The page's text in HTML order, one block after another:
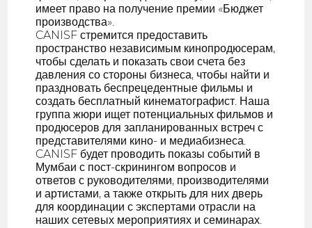
имеет право на получение премии «Бюджет
производства».
CANISF стремится предоставить
пространство независимым кинопродюсерам,
чтобы сделать и показать свои счета без
давления со стороны бизнеса, чтобы найти и
праздновать беспрецедентные фильмы и
создать бесплатный кинематографист. Наша
группа жюри ищет потенциальных фильмов и
продюсеров для запланированных встреч с
представителями кино- и медиабизнеса.
CANISF будет проводить показы событий в
Мумбаи с пост-скринингом вопросов и
ответов с руководителями, производителями
и артистами, а также открыть для них дверь
для координации с экспертами отрасли на
наших сетевых мероприятиях и семинарах.